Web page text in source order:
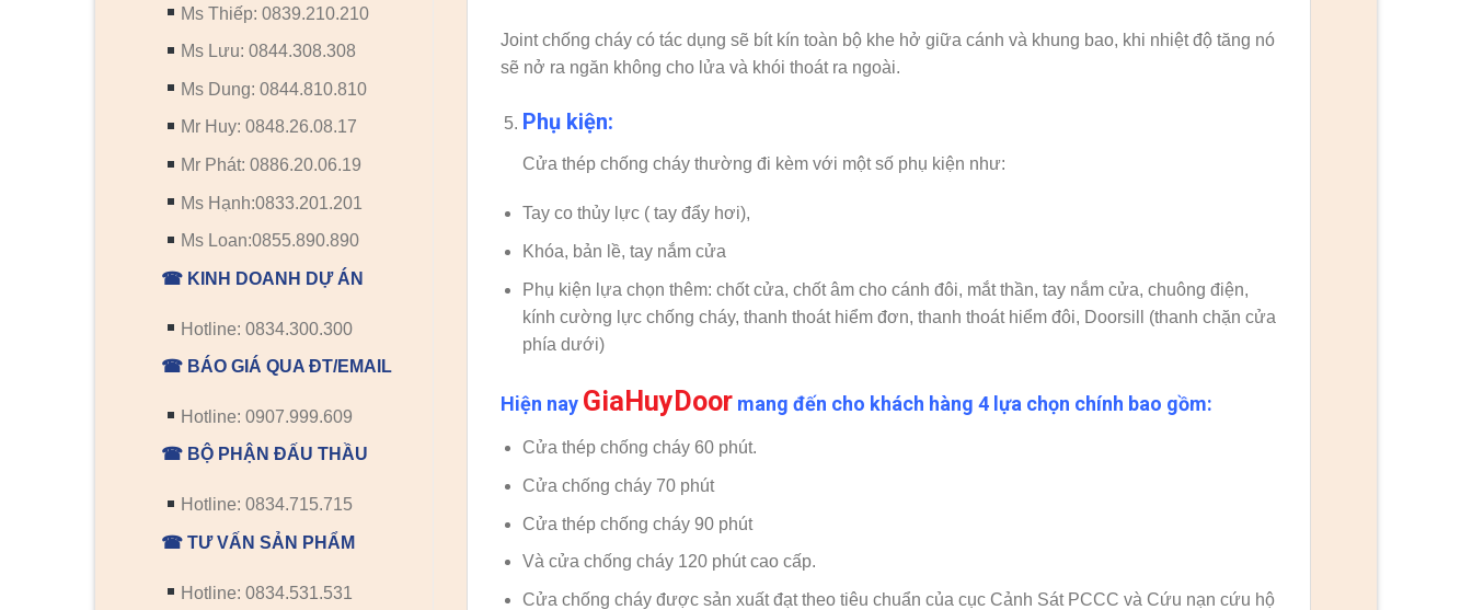
Ms Thiếp: 0839.210.210
Ms Lưu: 0844.308.308
Ms Dung: 0844.810.810
Mr Huy: 0848.26.08.17
Mr Phát: 0886.20.06.19
Ms Hạnh:0833.201.201
Ms Loan:0855.890.890
☎ KINH DOANH DỰ ÁN
Hotline: 0834.300.300
☎ BÁO GIÁ QUA ĐT/EMAIL
Hotline: 0907.999.609
☎ BỘ PHẬN ĐẤU THẦU
Hotline: 0834.715.715
☎ TƯ VẤN SẢN PHẨM
Hotline: 0834.531.531
Joint chống cháy có tác dụng sẽ bít kín toàn bộ khe hở giữa cánh và khung bao, khi nhiệt độ tăng nó
sẽ nở ra ngăn không cho lửa và khói thoát ra ngoài.
Phụ kiện:
Cửa thép chống cháy thường đi kèm với một số phụ kiện như:
Tay co thủy lực ( tay đẩy hơi),
Khóa, bản lề, tay nắm cửa
Phụ kiện lựa chọn thêm: chốt cửa, chốt âm cho cánh đôi, mắt thần, tay nắm cửa, chuông điện,
kính cường lực chống cháy, thanh thoát hiểm đơn, thanh thoát hiểm đôi, Doorsill (thanh chặn cửa
phía dưới)
Hiện nay GiaHuyDoormang đến cho khách hàng 4 lựa chọn chính bao gồm:
Cửa thép chống cháy 60 phút.
Cửa chống cháy 70 phút
Cửa thép chống cháy 90 phút
Và cửa chống cháy 120 phút cao cấp.
Cửa chống cháy được sản xuất đạt theo tiêu chuẩn của cục Cảnh Sát PCCC và Cứu nạn cứu hộ